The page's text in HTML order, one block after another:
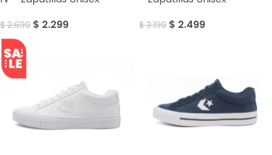
$2.699 $ 2.299 $3.199 $ 2.499